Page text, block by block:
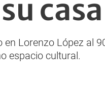
Lorenzo López al
espacio cultural.